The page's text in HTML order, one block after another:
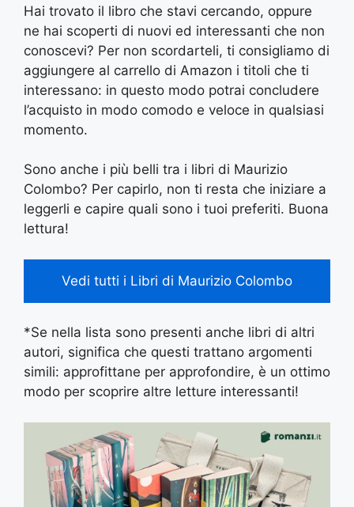
Hai trovato il libro che stavi cercando, oppure
ne hai scoperti di nuovi ed interessanti che non
conoscevi? Per non scordarteli, ti consigliamo di
aggiungere al carrello di Amazon i titoli che ti
interessano: in questo modo potrai concludere
l’acquisto in modo comodo e veloce in qualsiasi
momento.
Sono anche i più belli tra i libri di Maurizio
Colombo? Per capirlo, non ti resta che iniziare a
leggerli e capire quali sono i tuoi preferiti. Buona
lettura!
Vedi tutti i Libri di Maurizio Colombo
*Se nella lista sono presenti anche libri di altri
autori, significa che questi trattano argomenti
simili: approfittane per approfondire, è un ottimo
modo per scoprire altre letture interessanti!